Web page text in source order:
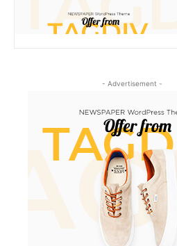
- Advertisement -